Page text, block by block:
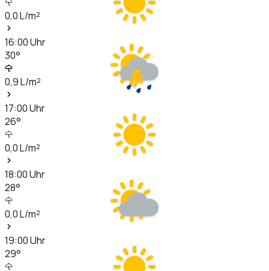
0,0L/m²
16:00Uhr
30°
0,9L/m²
17:00Uhr
26°
0,0L/m²
18:00Uhr
28°
0,0L/m²
19:00Uhr
29°